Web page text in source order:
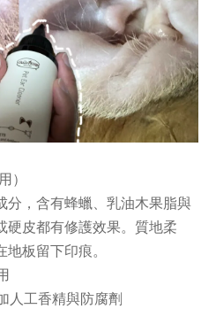
）
分，含有蜂蠟、乳油木果脂與
硬皮都有修護效果。質地柔
板留下印痕。
人工香精與防腐劑